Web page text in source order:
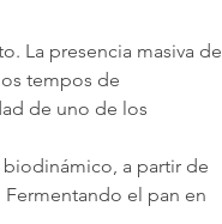
La presencia masiva de
tempos de
de uno de los
biodinámico, a partir de
el pan en